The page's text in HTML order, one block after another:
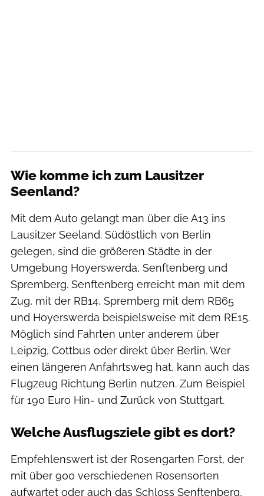
Wie komme ich zum Lausitzer
Seenland?
Mit dem Auto gelangt man über die A13 ins
Lausitzer Seeland. Südöstlich von Berlin
gelegen, sind die größeren Städte in der
Umgebung Hoyerswerda, Senftenberg und
Spremberg. Senftenberg erreicht man mit dem
Zug, mit der RB14, Spremberg mit dem RB65
und Hoyerswerda beispielsweise mit dem RE15.
Möglich sind Fahrten unter anderem über
Leipzig, Cottbus oder direkt über Berlin. Wer
einen längeren Anfahrtsweg hat, kann auch das
Flugzeug Richtung Berlin nutzen. Zum Beispiel
für 190 Euro Hin- und Zurück von Stuttgart.
Welche Ausflugsziele gibt es dort?
Empfehlenswert ist der Rosengarten Forst, der
mit über 900 verschiedenen Rosensorten
aufwartet oder auch das Schloss Senftenberg,